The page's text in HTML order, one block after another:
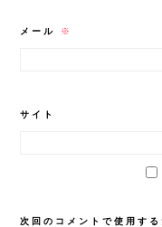
メール ※
サイト
次回のコメントで使用す